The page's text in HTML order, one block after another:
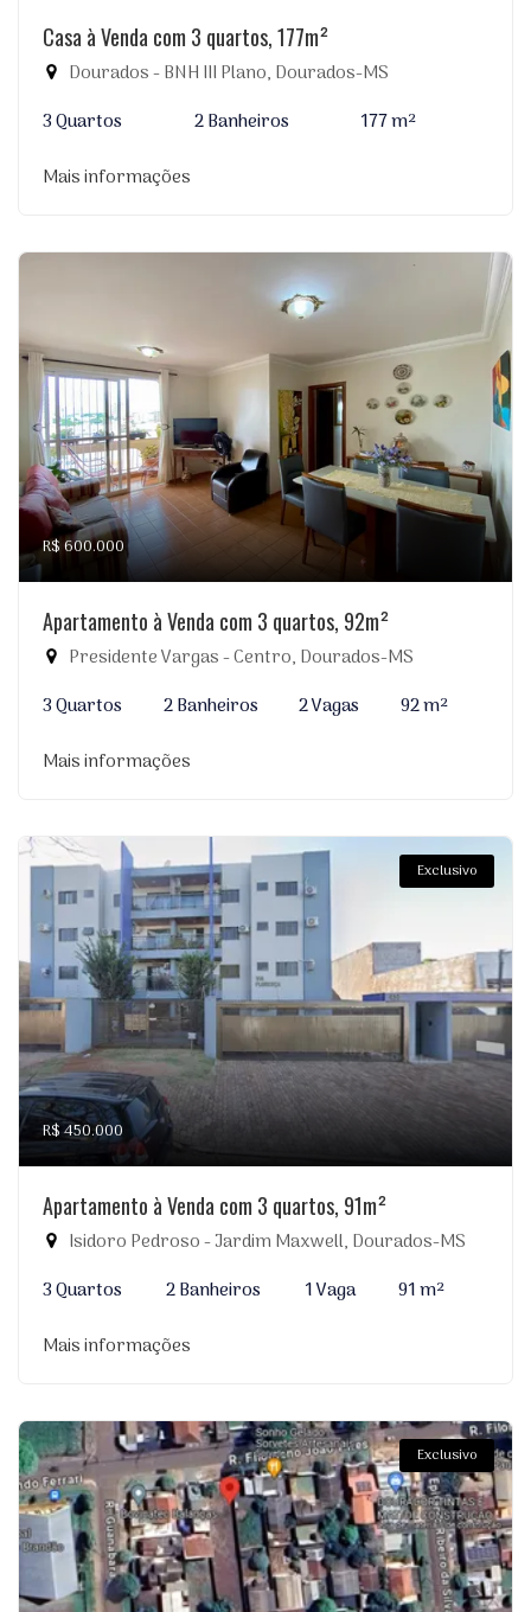
Casa à Venda com 3 quartos, 177m²
Dourados - BNH III Plano, Dourados-MS
3 Quartos
2 Banheiros
177 m²
Mais informações
R$ 600.000
Apartamento à Venda com 3 quartos, 92m²
Presidente Vargas - Centro, Dourados-MS
3 Quartos
2 Banheiros 2 Vagas
92 m²
Mais informações
Exclusivo
R$ 450.000
Apartamento à Venda com 3 quartos, 91m²
Isidoro Pedroso - Jardim Maxwell, Dourados-MS
3 Quartos
2 Banheiros 1 Vaga
91 m²
Mais informações
Exclusivo